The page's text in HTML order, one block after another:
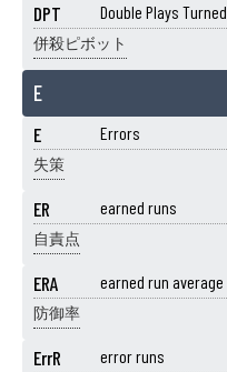
DPT Double Plays Turned
併殺ピボット
E
E Errors
失策
ER earned runs
自責点
ERA earned run average
防御率
ErrR error runs